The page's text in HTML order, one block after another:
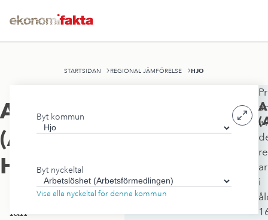
STARTSIDAN REGIONAL JÄMFÖRELSE HJO
Arbetslöshet
(Arbetsförmedlingen),
Hjo
kommun
ligger
Västra
Götalands
län
Byt kommun
Byt nyckeltal
Visa alla nyckeltal för denna kommun
av
i